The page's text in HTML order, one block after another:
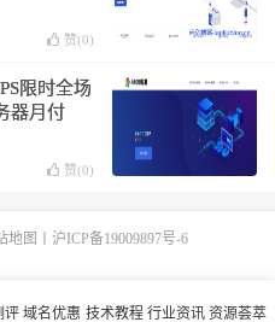
赞(0)
限时全场
器月付
赞(0)
评 域名优惠 技术教程 行业资讯 资源荟萃
地图 沪ICP备19009897号-6